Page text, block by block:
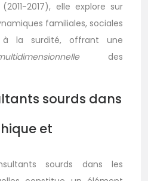
2017), elle explore sur
familiales, sociales
à la surdité, offrant une
des
sourds dans
et
sourds dans les